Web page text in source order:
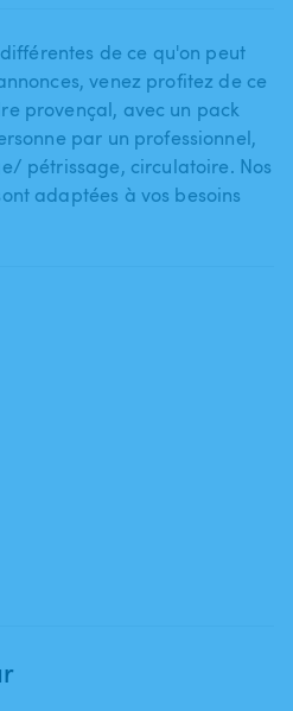
de ce qu'on peut
venez profitez de ce
provençal​,​ avec un pack
par un professionnel​,​
pétrissage​,​ circulatoire. Nos
adaptées à vos besoins